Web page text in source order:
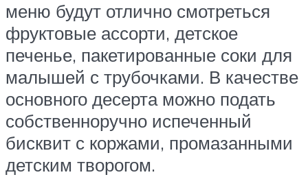
меню будут отлично смотреться
фруктовые ассорти, детское
печенье, пакетированные соки для
малышей с трубочками. В качестве
основного десерта можно подать
собственноручно испеченный
бисквит с коржами, промазанными
детским творогом.